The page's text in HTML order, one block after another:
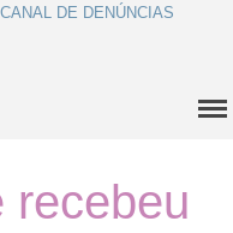
Comuns
CANAL DE DENÚNCIAS
recebeu